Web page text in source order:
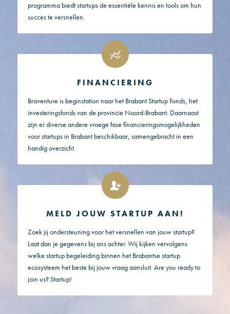
programma biedt startups de essentiële kennis en tools om hun
succes te versnellen.
FINANCIERING
Braventure is beginstation naar het Brabant Startup Fonds, het
investeringsfonds van de provincie Noord-Brabant. Daarnaast
zijn er diverse andere vroege fase financieringsmogelijkheden
voor startups in Brabant beschikbaar, samengebracht in een
handig overzicht.
MELD JOUW STARTUP AAN!
Zoek jij ondersteuning voor het versnellen van jouw startup?
Laat dan je gegevens bij ons achter. Wij kijken vervolgens
welke startup begeleiding binnen het Brabantse startup
ecosysteem het beste bij jouw vraag aansluit. Are you ready to
join us? Startup!